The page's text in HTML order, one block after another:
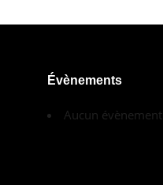
Évènements
Aucun évènement